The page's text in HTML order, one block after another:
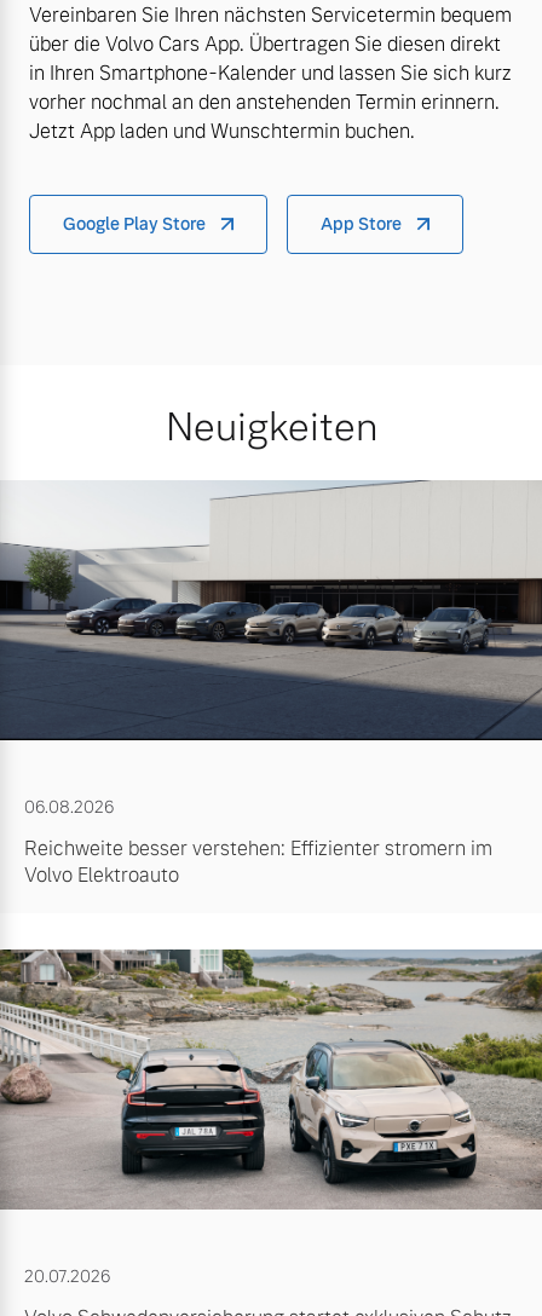
Vereinbaren Sie Ihren nächsten Servicetermin bequem
über die Volvo Cars App. Übertragen Sie diesen direkt
in Ihren Smartphone-Kalender und lassen Sie sich kurz
vorher nochmal an den anstehenden Termin erinnern.
Jetzt App laden und Wunschtermin buchen.
Google Play Store App Store
Neuigkeiten
06.08.2026
Reichweite besser verstehen: Effizienter stromern im
Volvo Elektroauto
20.07.2026